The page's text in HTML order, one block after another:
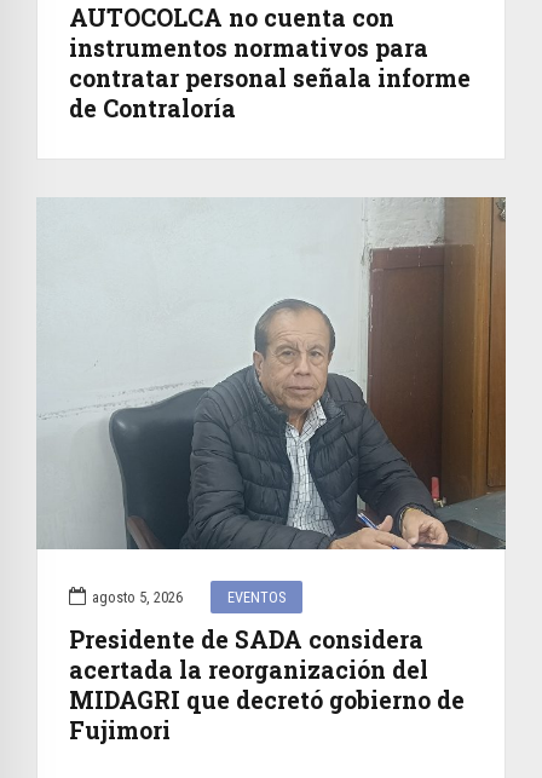
AUTOCOLCA no cuenta con
instrumentos normativos para
contratar personal señala informe
de Contraloría
agosto 5, 2026 EVENTOS
Presidente de SADA considera
acertada la reorganización del
MIDAGRI que decretó gobierno de
Fujimori